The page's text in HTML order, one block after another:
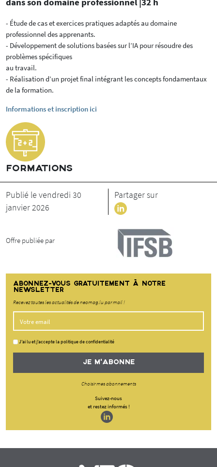
- Étude de cas et exercices pratiques adaptés au domaine
professionnel des apprenants.
- Développement de solutions basées sur l’IA pour résoudre des
problèmes spécifiques
au travail.
- Réalisation d’un projet final intégrant les concepts fondamentaux
de la formation.
Informations et inscription ici
FORMATIONS
Publié le vendredi 30
janvier 2026
Partager sur
Offre publiée par
ABONNEZ-VOUS GRATUITEMENT À NOTRE
NEWSLETTER
Recevez toutes les actualités de neomag.lu par mail !
J'ai lu et j'accepte la politique de confidentialité
JE M'ABONNE
Choisir mes abonnements
Suivez-nous
et restez informés !